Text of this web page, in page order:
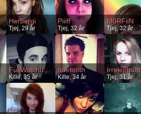
Herbergi
Tjej, 29 år
Piiiff
Tjej, 32 år
M0RFiiN
Tjej, 32 år
FukWatchuThink
Kille, 35 år
onetooth
Kille, 34 år
Irrelephant
Tjej, 31 år